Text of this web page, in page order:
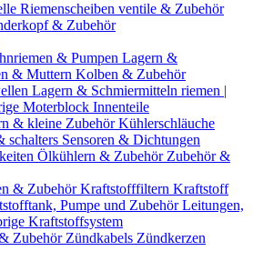
Riemenscheiben ventile & Zubehör
& Zubehör
& Pumpen Lagern &
& Muttern Kolben & Zubehör
Lagern & Schmiermitteln riemen |
Moterblock Innenteile
& kleine ZubehörKühlerschläuche
schalters Sensoren & Dichtungen
Ölkühlern & Zubehör Zubehör &
& ZubehörKraftstofffiltern Kraftstoff
Pumpe und ZubehörLeitungen,
Kraftstoffsystem
Zubehör Zündkabels Zündkerzen